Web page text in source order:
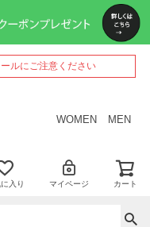
ルにご注意ください
WOMEN MEN
入り マイページ カート
ペー
ジト
ップ
へ